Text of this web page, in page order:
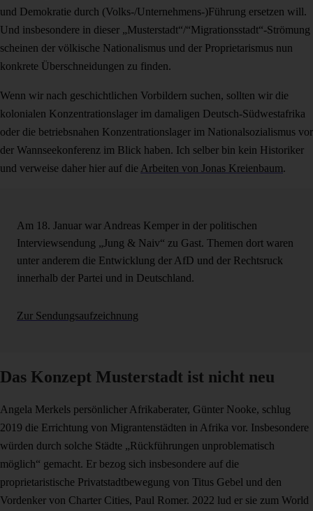
und Demokratie durch (Volks-/Unternehmens-)Führung ersetzen will.
Und insbesondere in dieser „Musterstadt“/“Migrationsstadt“-Strömung
scheinen der völkische Nationalismus und der Proprietarismus nun
konkrete Überschneidungen zu finden.
Wenn wir nach geschichtlichen Vorbildern suchen, sollten wir die
kolonialen Konzentrationslager im damaligen Deutsch-Südwestafrika
oder die betriebsnahen Konzentrationslager im Nationalsozialismus vor
der Wannseekonferenz im Blick haben. Ich selber bin kein Historiker
und verweise daher hier auf die Arbeiten von Jonas Kreienbaum.
Am 18. Januar war Andreas Kemper in der politischen
Interviewsendung „Jung & Naiv“ zu Gast. Themen dort waren
unter anderem die Entwicklung der AfD und der Rechtsruck
innerhalb der Partei und in Deutschland.
Zur Sendungsaufzeichnung
Das Konzept Musterstadt ist nicht neu
Angela Merkels persönlicher Afrikaberater, Günter Nooke, schlug
2019 die Errichtung von Migrantenstädten in Afrika vor. Insbesondere
würden durch solche Städte „Rückführungen unproblematisch
möglich“ gemacht. Er bezog sich insbesondere auf die
proprietaristische Privatstadtbewegung von Titus Gebel und den
Vordenker von Charter Cities, Paul Romer. 2022 lud er sie zum World